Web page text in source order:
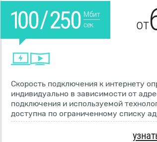
Мбит
сек
от
Скорость подключения к интернету
индивидуально в зависимости от
подключения и используемой
доступна по ограниченному списку